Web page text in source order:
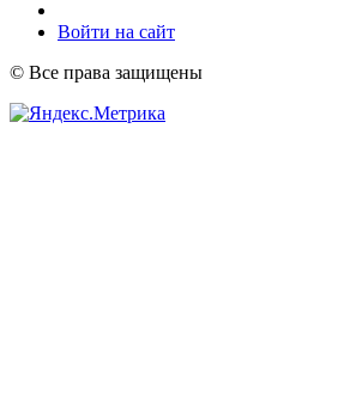
Войти на сайт
© Все права защищены